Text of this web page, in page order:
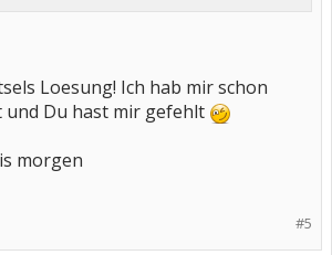
Loesung! Ich hab mir schon
und Du hast mir gefehlt
morgen
#5